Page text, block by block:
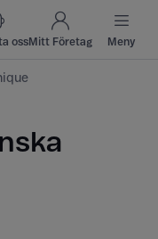
ossMitt Företag Meny